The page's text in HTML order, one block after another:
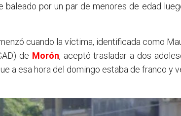
por un par de menores de edad
cuando la víctima, identificada como
de Morón, aceptó trasladar a dos
a esa hora del domingo estaba de franco y